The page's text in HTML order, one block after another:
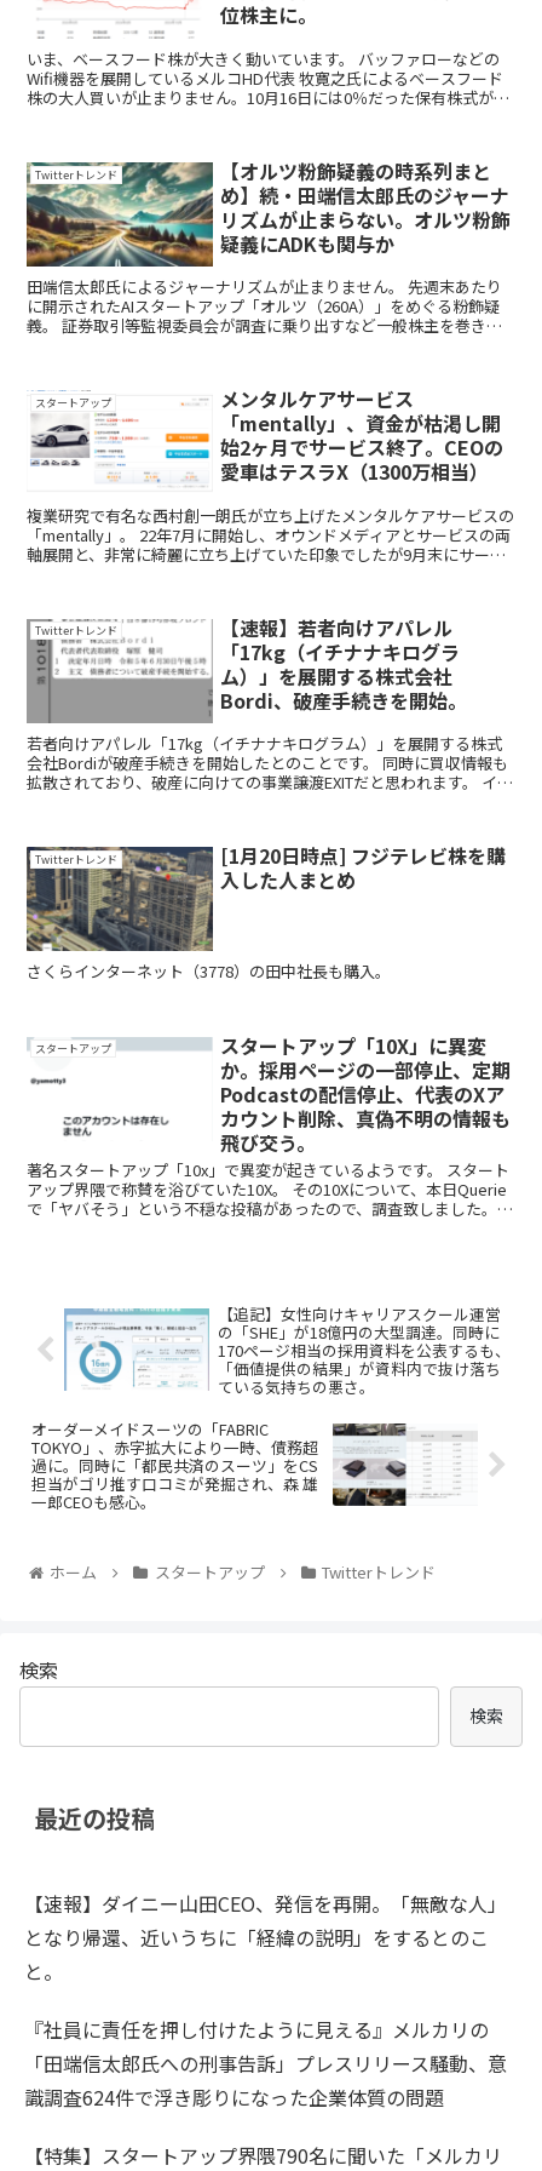
位株主に。
いま、ベースフード株が大きく動いています。 バッファローなどの
Wifi機器を展開しているメルコHD代表 牧寛之氏によるベースフード
株の大人買いが止まりません。10月16日には0％だった保有株式が、
Twitterトレンド
【オルツ粉飾疑義の時系列まと
め】続・田端信太郎氏のジャーナ
リズムが止まらない。オルツ粉飾
疑義にADKも関与か
田端信太郎氏によるジャーナリズムが止まりません。 先週末あたり
に開示されたAIスタートアップ「オルツ（260A）」をめぐる粉飾疑
義。 証券取引等監視委員会が調査に乗り出すなど一般株主を巻き込
スタートアップ
メンタルケアサービス
「mentally」、資金が枯渇し開
始2ヶ月でサービス終了。CEOの
愛車はテスラX（1300万相当）
複業研究で有名な西村創一朗氏が立ち上げたメンタルケアサービスの
「mentally」。 22年7月に開始し、オウンドメディアとサービスの両
軸展開と、非常に綺麗に立ち上げていた印象でしたが9月末にサービ
Twitterトレンド
【速報】若者向けアパレル
「17kg（イチナナキログラ
ム）」を展開する株式会社
Bordi、破産手続きを開始。
若者向けアパレル「17kg（イチナナキログラム）」を展開する株式
会社Bordiが破産手続きを開始したとのことです。 同時に買収情報も
拡散されており、破産に向けての事業譲渡EXITだと思われます。 イチ
Twitterトレンド
[1月20日時点] フジテレビ株を購
入した人まとめ
さくらインターネット（3778）の田中社長も購入。
スタートアップ
スタートアップ「10X」に異変
か。採用ページの一部停止、定期
Podcastの配信停止、代表のXア
カウント削除、真偽不明の情報も
飛び交う。
著名スタートアップ「10x」で異変が起きているようです。 スタート
アップ界隈で称賛を浴びていた10X。 その10Xについて、本日Querie
で「ヤバそう」という不穏な投稿があったので、調査致しました。
【追記】女性向けキャリアスクール運営
の「SHE」が18億円の大型調達。同時に
170ページ相当の採用資料を公表するも、
「価値提供の結果」が資料内で抜け落ち
ている気持ちの悪さ。
オーダーメイドスーツの「FABRIC
TOKYO」、赤字拡大により一時、債務超
過に。同時に「都民共済のスーツ」をCS
担当がゴリ推す口コミが発掘され、森 雄
一郎CEOも感心。
ホーム スタートアップ Twitterトレンド
検索
検索
最近の投稿
【速報】ダイニー山田CEO、発信を再開。「無敵な人」
となり帰還、近いうちに「経緯の説明」をするとのこ
と。
『社員に責任を押し付けたように見える』メルカリの
「田端信太郎氏への刑事告訴」プレスリリース騒動、意
識調査624件で浮き彫りになった企業体質の問題
【特集】スタートアップ界隈790名に聞いた「メルカリ